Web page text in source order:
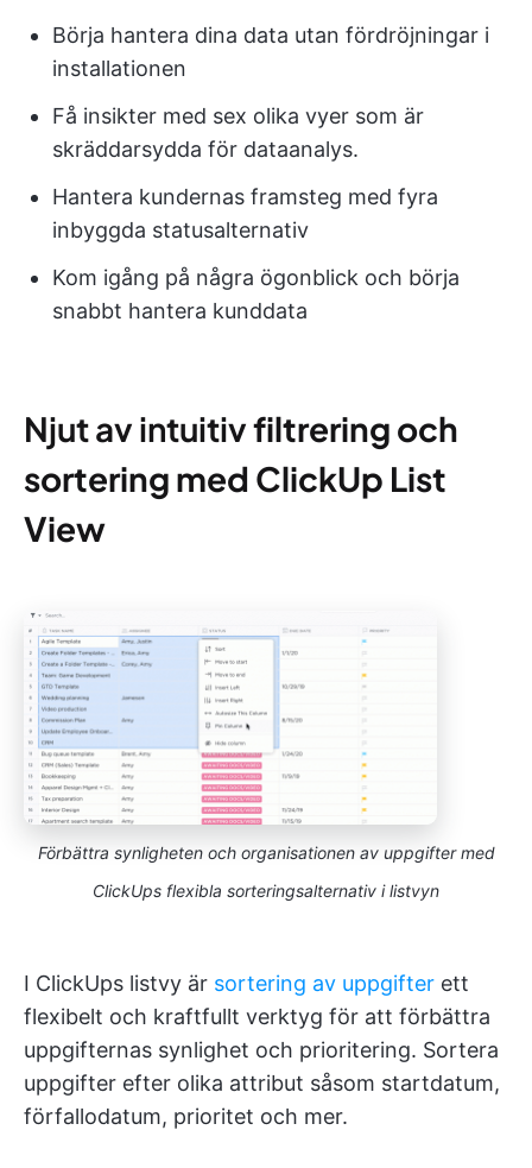
Börja hantera dina data utan fördröjningar i
installationen
Få insikter med sex olika vyer som är
skräddarsydda för dataanalys.
Hantera kundernas framsteg med fyra
inbyggda statusalternativ
Kom igång på några ögonblick och börja
snabbt hantera kunddata
Njut av intuitivfiltrering och
sortering med ClickUp List
View
Förbättra synligheten och organisationen av uppgifter med
ClickUps flexibla sorteringsalternativ i listvyn
I ClickUps listvy är sortering av uppgifter ett
flexibelt och kraftfullt verktyg för att förbättra
uppgifternas synlighet och prioritering. Sortera
uppgifter efter olika attribut såsom startdatum,
förfallodatum, prioritet och mer.